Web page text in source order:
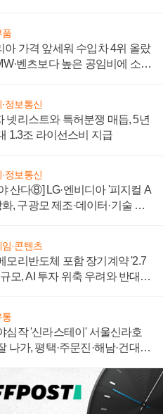
품
아 가격 앞세워 수입차 4위 올랐
벤츠보다 높은 공임비에 소비
정보통신
넷리스트와 특허분쟁 매듭, 5년
1.3조 라이선스비 지급
정보통신
산다⑧] LG·엔비디아 '피지컬 A
화, 구광모 제조·데이터·기술 결
·콘텐츠
모리반도체 포함 장기계약 '2.7
모, AI 투자 위축 우려와 반대
통
심작 '신라스테이' 서울신라호
나가, 평택·주문진·해남·건대로